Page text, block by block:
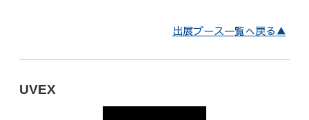
出展ブース一覧へ戻る▲
UVEX